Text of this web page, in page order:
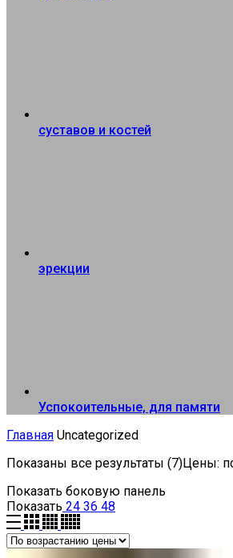
суставов и костей
эрекции
Успокоительные, для памяти
Главная Uncategorized
Показаны все результаты (7)Цены:
Показать боковую панель
Показать 24 36 48